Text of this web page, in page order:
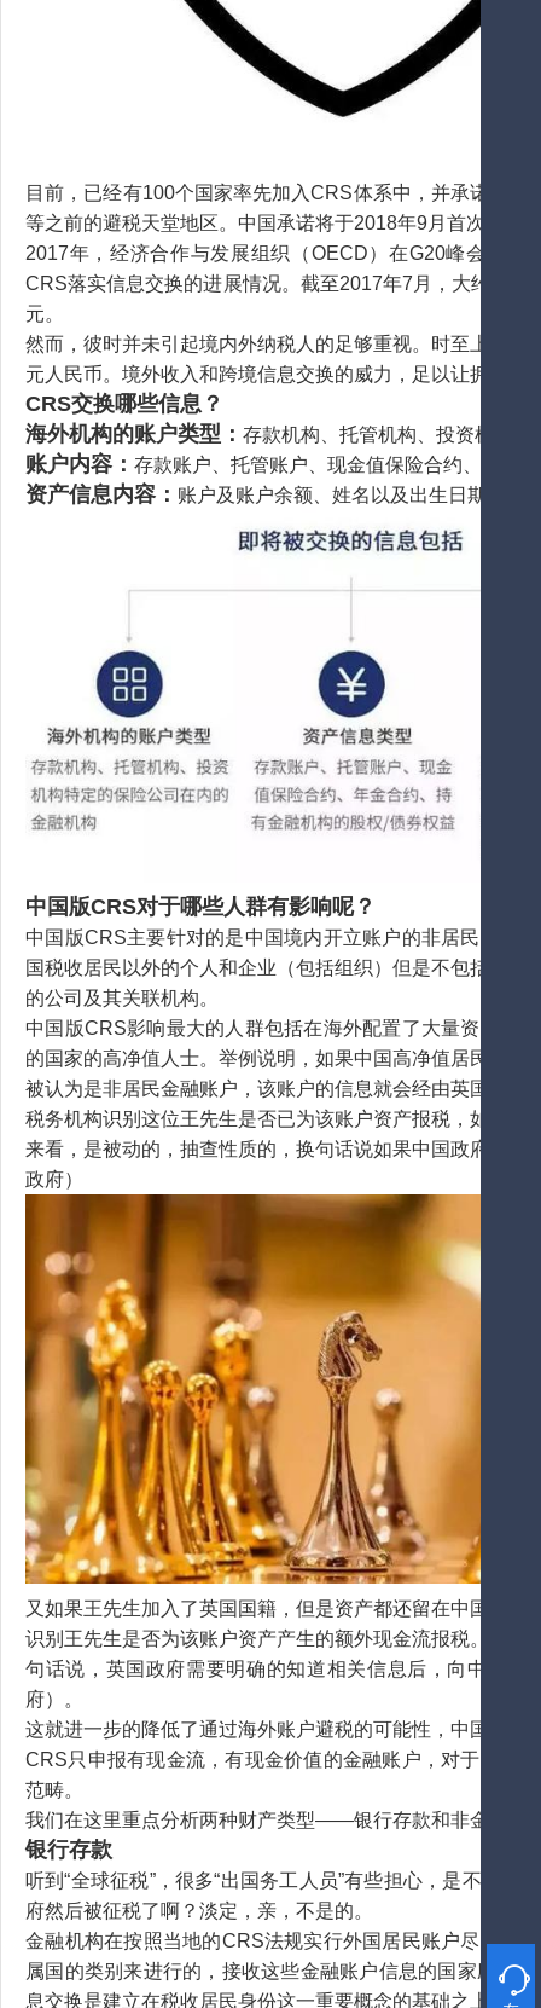
目前，已经有100个国家率先加入CRS体系中，并承诺在
等之前的避税天堂地区。中国承诺将于2018年9月首次与其
2017年，经济合作与发展组织（OECD）在G20峰会期
CRS落实信息交换的进展情况。截至2017年7月，大约50
元。
然而，彼时并未引起境内外纳税人的足够重视。时至上周
元人民币。境外收入和跨境信息交换的威力，足以让拥有
CRS交换哪些信息？
海外机构的账户类型： 存款机构、托管机构、投资机构
账户内容： 存款账户、托管账户、现金值保险合约、年金
资产信息内容： 账户及账户余额、姓名以及出生日期、税
中国版CRS对于哪些人群有影响呢？
中国版CRS主要针对的是中国境内开立账户的非居民，或
国税收居民以外的个人和企业（包括组织）但是不包括政
的公司及其关联机构。
中国版CRS影响最大的人群包括在海外配置了大量资产，
的国家的高净值人士。举例说明，如果中国高净值居民王
被认为是非居民金融账户，该账户的信息就会经由英国金
税务机构识别这位王先生是否已为该账户资产报税，如果
来看，是被动的，抽查性质的，换句话说如果中国政府不
政府）
又如果王先生加入了英国国籍，但是资产都还留在中国，
识别王先生是否为该账户资产产生的额外现金流报税。（
句话说，英国政府需要明确的知道相关信息后，向中国
府）。
这就进一步的降低了通过海外账户避税的可能性，中国居民
CRS只申报有现金流，有现金价值的金融账户，对于非金
范畴。
我们在这里重点分析两种财产类型——银行存款和非金融资
银行存款
听到“全球征税”，很多“出国务工人员”有些担心，是不是
府然后被征税了啊？淡定，亲，不是的。
金融机构在按照当地的CRS法规实行外国居民账户尽职调
属国的类别来进行的，接收这些金融账户信息的国家应为
息交换是建立在税收居民身份这一重要概念的基础之上的。
